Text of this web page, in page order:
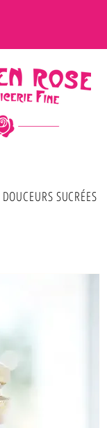
DOUCEURS SUCRÉES